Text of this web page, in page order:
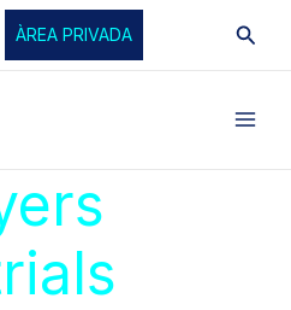
ÀREA PRIVADA